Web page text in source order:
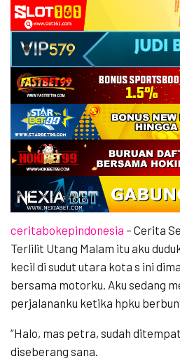
ceritabokepindonesia – Cerita
Terlilit Utang Malam itu aku
kecil di sudut utara kota s ini
bersama motorku. Aku sedang
perjalananku ketika hpku
“Halo, mas petra, sudah
diseberang sana.